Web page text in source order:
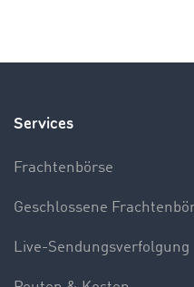
Services
Frachtenbörse
Geschlossene
Live-Sendungsverfolgung